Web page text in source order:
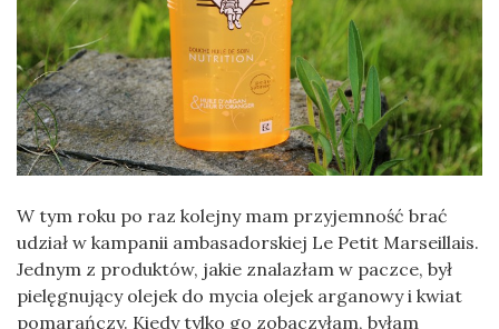
W tym roku po raz kolejny mam przyjemność brać
udział w kampanii ambasadorskiej Le Petit Marseillais.
Jednym z produktów, jakie znalazłam w paczce, był
pielęgnujący olejek do mycia olejek arganowy i kwiat
pomarańczy. Kiedy tylko go zobaczyłam, byłam